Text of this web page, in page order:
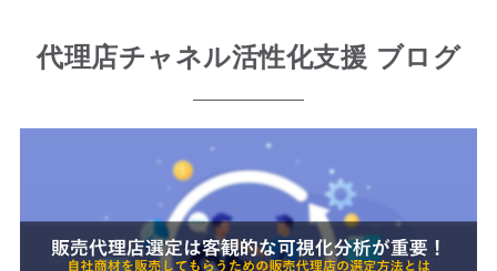
代理店チャネル活性化支援 ブログ